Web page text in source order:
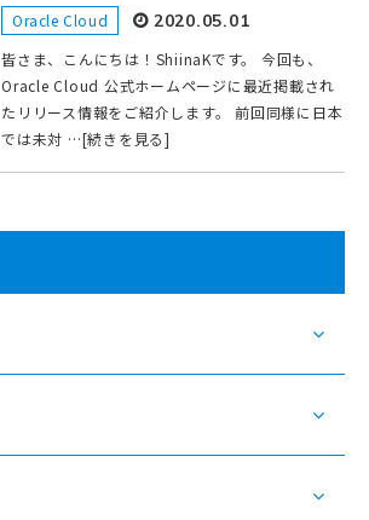
Oracle Cloud 2020.05.01
皆さま、こんにちは！ShiinaKです。 今回も、
Oracle Cloud 公式ホームページに最近掲載され
たリリース情報をご紹介します。 前回同様に日本
では未対 …[続きを見る]